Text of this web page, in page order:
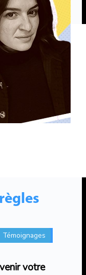
Témoignages
votre